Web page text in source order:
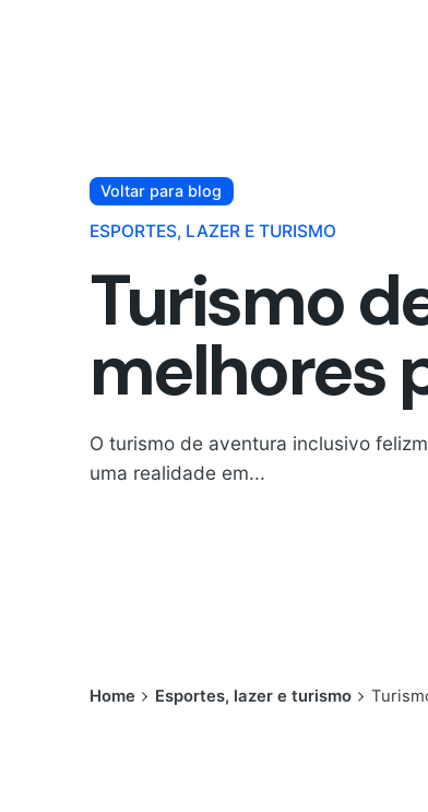
Voltar para blog
ESPORTES, LAZER E TURISMO
Turismo
melhores
O turismo de aventura inclusivo
uma realidade em...
Home Esportes, lazer e turismo